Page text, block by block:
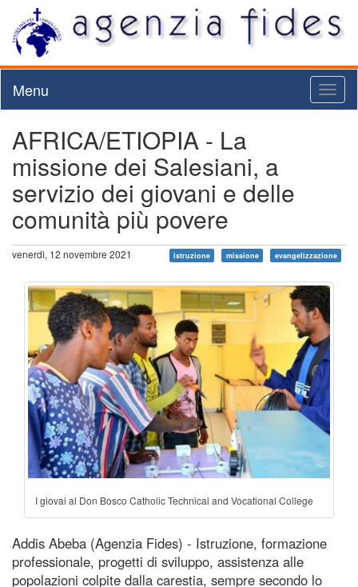
Menu
AFRICA/ETIOPIA - La
missione dei Salesiani, a
servizio dei giovani e delle
comunità più povere
venerdì, 12 novembre 2021 istruzione missione evangelizzazione
I giovai al Don Bosco Catholic Technical and Vocational College
Addis Abeba (Agenzia Fides) - Istruzione, formazione
professionale, progetti di sviluppo, assistenza alle
popolazioni colpite dalla carestia, sempre secondo lo